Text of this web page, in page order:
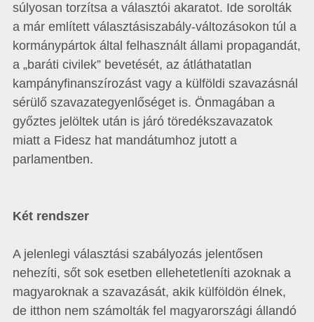
súlyosan torzítsa a választói akaratot. Ide sorolták
a már említett választásiszabály-változásokon túl a
kormánypártok által felhasznált állami propagandát,
a „baráti civilek” bevetését, az átláthatatlan
kampányfinanszírozást vagy a külföldi szavazásnál
sérülő szavazategyenlőséget is. Önmagában a
győztes jelöltek után is járó töredékszavazatok
miatt a Fidesz hat mandátumhoz jutott a
parlamentben.
Két rendszer
A jelenlegi választási szabályozás jelentősen
nehezíti, sőt sok esetben ellehetetleníti azoknak a
magyaroknak a szavazását, akik külföldön élnek,
de itthon nem számolták fel magyarországi állandó